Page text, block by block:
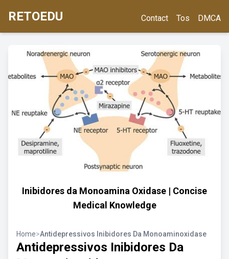
RETOEDU Contact Tos DMCA
Inibidores da Monoamina Oxidase | Concise
Medical Knowledge
Home>Antidepressivos Inibidores Da Monoaminoxidase
Antidepressivos Inibidores Da